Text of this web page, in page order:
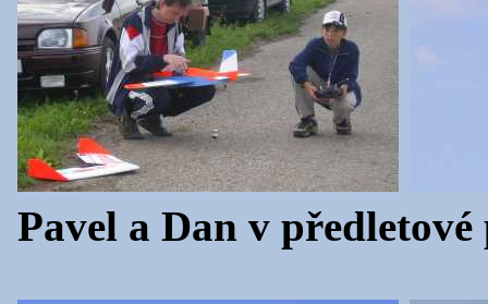
Pavel a Dan v